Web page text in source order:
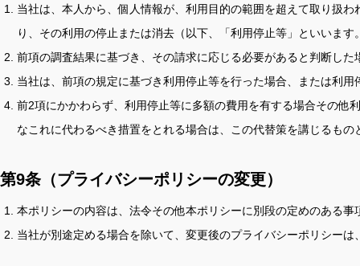
当社は、本人から、個人情報が、利用目的の範囲を超えて取り扱
り、その利用の停止または消去（以下、「利用停止等」といいま
前項の調査結果に基づき、その請求に応じる必要があると判断し
当社は、前項の規定に基づき利用停止等を行った場合、または利
前2項にかかわらず、利用停止等に多額の費用を有する場合その他
なこれに代わるべき措置をとれる場合は、この代替策を講じるもの
第9条（プライバシーポリシーの変更）
本ポリシーの内容は、法令その他本ポリシーに別段の定めのある
当社が別途定める場合を除いて、変更後のプライバシーポリシー